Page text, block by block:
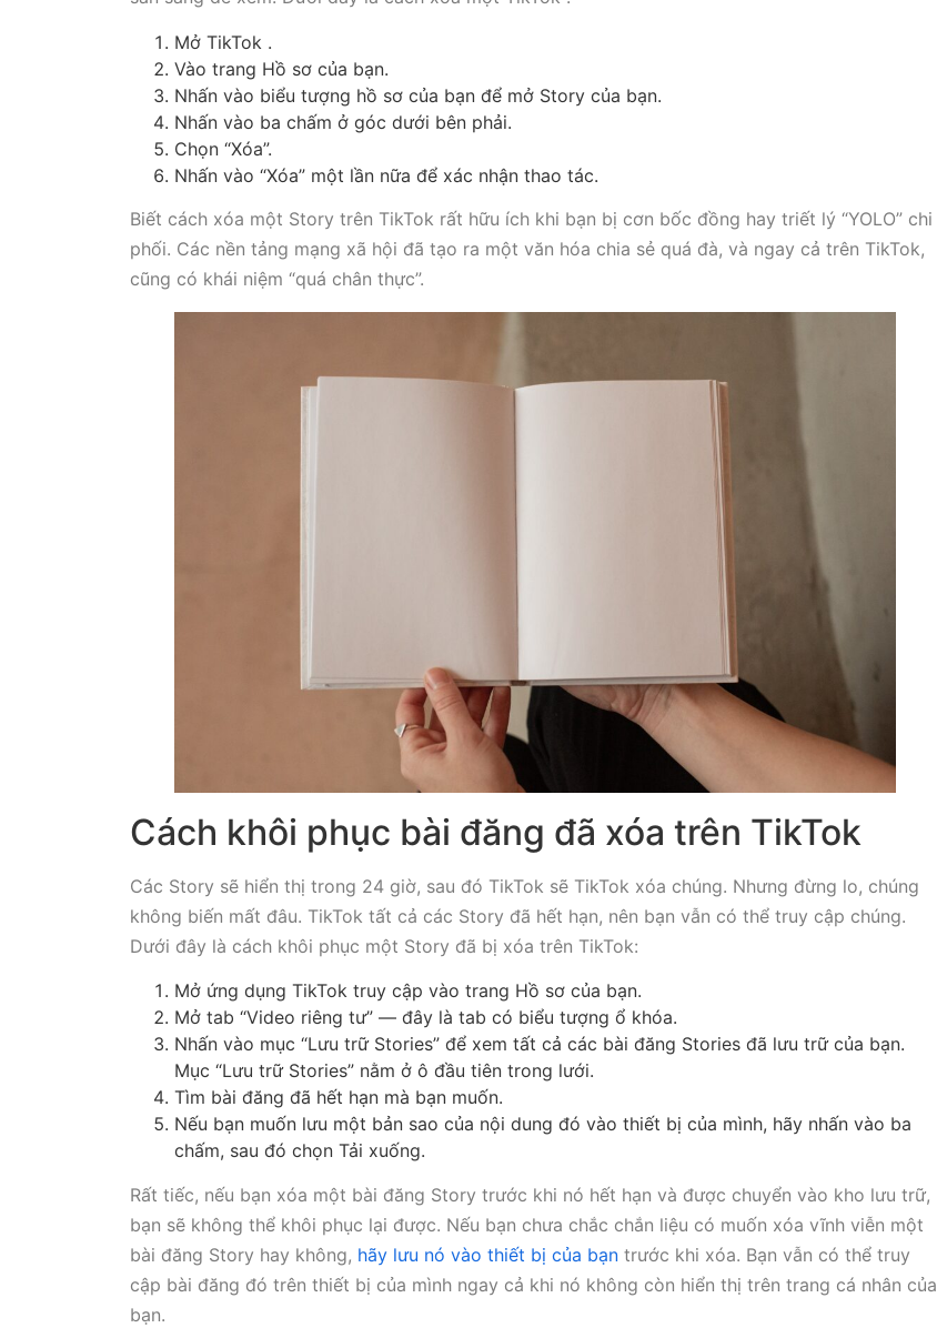
Mở TikTok .
Vào trang Hồ sơ của bạn.
Nhấn vào biểu tượng hồ sơ của bạn để mở Story của bạn.
Nhấn vào ba chấm ở góc dưới bên phải.
Chọn “Xóa”.
Nhấn vào “Xóa” một lần nữa để xác nhận thao tác.
Biết cách xóa một Story trên TikTok rất hữu ích khi bạn bị cơn bốc đồng hay triết lý “YOLO” chi
phối. Các nền tảng mạng xã hội đã tạo ra một văn hóa chia sẻ quá đà, và ngay cả trên TikTok,
cũng có khái niệm “quá chân thực”.
Cách khôi phục bài đăng đã xóa trên TikTok
Các Story sẽ hiển thị trong 24 giờ, sau đó TikTok sẽ TikTok xóa chúng. Nhưng đừng lo, chúng
không biến mất đâu. TikTok tất cả các Story đã hết hạn, nên bạn vẫn có thể truy cập chúng.
Dưới đây là cách khôi phục một Story đã bị xóa trên TikTok:
Mở ứng dụng TikTok truy cập vào trang Hồ sơ của bạn.
Mở tab “Video riêng tư” — đây là tab có biểu tượng ổ khóa.
Nhấn vào mục “Lưu trữ Stories” để xem tất cả các bài đăng Stories đã lưu trữ của bạn.
Mục “Lưu trữ Stories” nằm ở ô đầu tiên trong lưới.
Tìm bài đăng đã hết hạn mà bạn muốn.
Nếu bạn muốn lưu một bản sao của nội dung đó vào thiết bị của mình, hãy nhấn vào ba
chấm, sau đó chọn Tải xuống.
Rất tiếc, nếu bạn xóa một bài đăng Story trước khi nó hết hạn và được chuyển vào kho lưu trữ,
bạn sẽ không thể khôi phục lại được. Nếu bạn chưa chắc chắn liệu có muốn xóa vĩnh viễn một
bài đăng Story hay không, hãy lưu nó vào thiết bị của bạn trước khi xóa. Bạn vẫn có thể truy
cập bài đăng đó trên thiết bị của mình ngay cả khi nó không còn hiển thị trên trang cá nhân của
bạn.